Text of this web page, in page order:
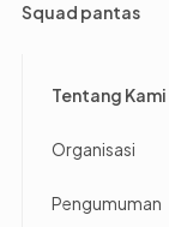
Squad pantas
Tentang Kami
Organisasi
Pengumuman